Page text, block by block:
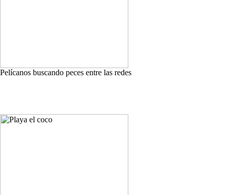
Pelícanos buscando peces entre las redes